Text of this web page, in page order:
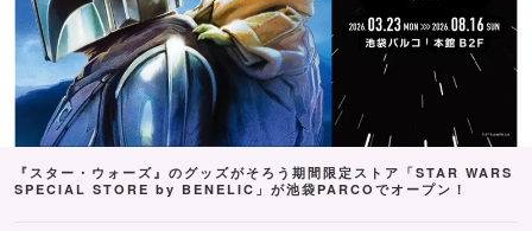
『スター・ウォーズ』のグッズがそろう期間限定ストア「STAR WARS
SPECIAL STORE by BENELIC」が池袋PARCOでオープン！